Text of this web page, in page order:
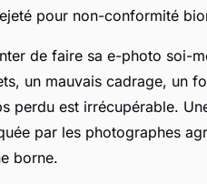
pour non-conformité
de faire sa e-photo soi-
un mauvais cadrage, un
perdu est irrécupérable.
par les photographes
borne.